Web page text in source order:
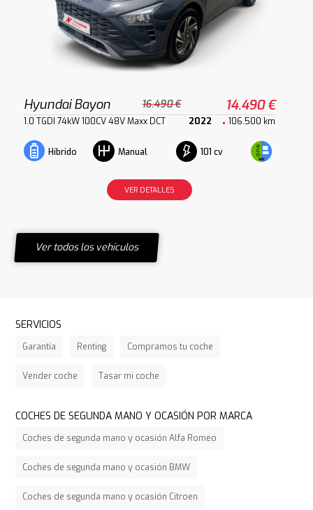
Hyundai Bayon 16.490 € 14.490 €
1.0 TGDI 74kW 100CV 48V Maxx DCT 2022 106.500 km
Híbrido Manual 101 cv
VER DETALLES
Ver todos los vehículos
SERVICIOS
Garantía Renting Compramos tu coche
Vender coche Tasar mi coche
COCHES DE SEGUNDA MANO Y OCASIÓN POR MARCA
Coches de segunda mano y ocasión Alfa Romeo
Coches de segunda mano y ocasión BMW
Coches de segunda mano y ocasión Citroen